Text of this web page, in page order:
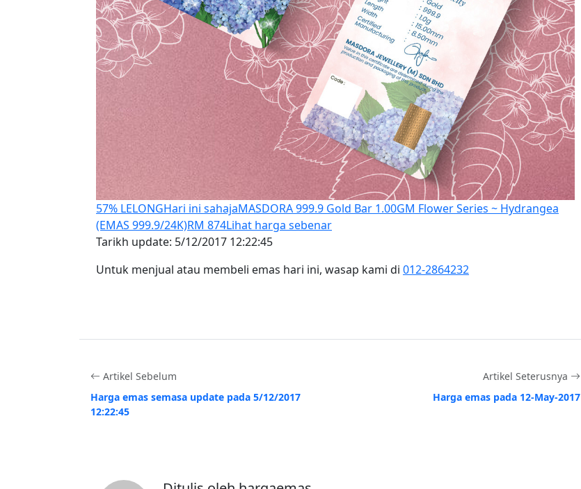
57% LELONGHari ini sahajaMASDORA 999.9 Gold Bar 1.00GM Flower Series ~ Hydrangea
(EMAS 999.9/24K)RM 874Lihat harga sebenar
Tarikh update: 5/12/2017 12:22:45
Untuk menjual atau membeli emas hari ini, wasap kami di 012-2864232
Artikel Sebelum
Harga emas semasa update pada 5/12/2017
12:22:45
Artikel Seterusnya
Harga emas pada 12-May-2017